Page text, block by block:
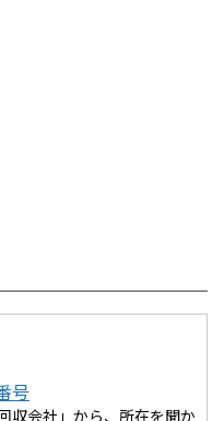
号
収会社」から、所在を聞か